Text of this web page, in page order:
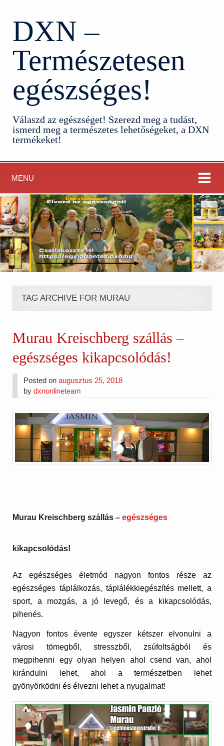
DXN –
Természetesen
egészséges!
Válaszd az egészséget! Szerezd meg a tudást,
ismerd meg a természetes lehetőségeket, a DXN
termékeket!
MENU
TAG ARCHIVE FOR MURAU
Murau Kreischberg szállás –
egészséges kikapcsolódás!
Posted onaugusztus 25, 2018
bydxnonlineteam
Murau Kreischberg szállás –egészséges
kikapcsolódás!
Az egészséges életmód nagyon fontos része az
egészséges táplálkozás, táplálékkiegészítés mellett, a
sport, a mozgás, a jó levegő, és a kikapcsolódás,
pihenés.
Nagyon fontos évente egyszer kétszer elvonulni a
városi tömegből, stresszből, zsúfoltságból és
megpihenni egy olyan helyen ahol csend van, ahol
kirándulni lehet, ahol a természetben lehet
gyönyörködni és élvezni lehet a nyugalmat!